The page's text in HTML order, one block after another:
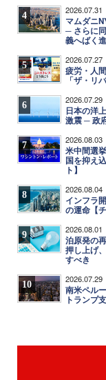
4 2026.07.31
マムダニ
─ さらに
義へばく進
5 2026.07.27
疲労・人
「ザ・リ
6 2026.07.29
日本の洋
激震 ─ 政
7 2026.08.03
米中間選
国を抑え
ト】
8 2026.08.04
インフラ
の運命【
9 2026.08.01
泊原発の
押し上げ
すべき
10 2026.07.29
南米ペル
トランプ